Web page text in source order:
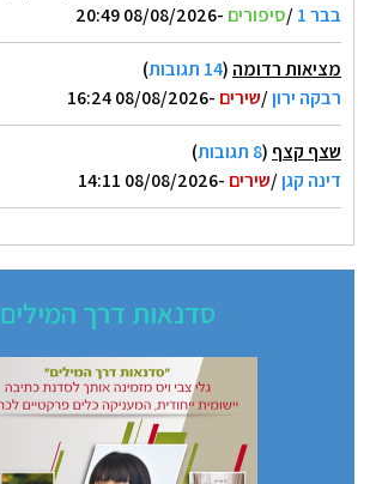
בבר 1
/סיפורים -08/08/2026 20:49
מציאות רדומה (14 תגובות
)
רבקה ירון/שירים -08/08/2026 16:24
שצף קצף (8 תגובות
)
דינה קגן/שירים -08/08/2026 14:11
סדנאות דרך המילים